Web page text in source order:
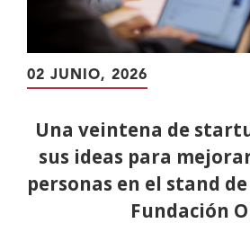
02 JUNIO, 2026
Una veintena de
sus ideas para
personas en el stand
Fundación